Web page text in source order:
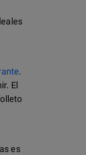
.
El
es